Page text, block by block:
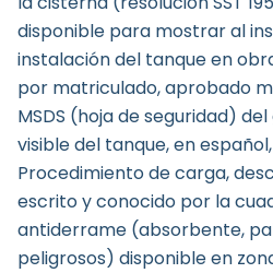
disponible para mostrar al
instalación del tanque en
por matriculado, aprobado
MSDS (hoja de seguridad)
visible del tanque, en
Procedimiento de carga,
escrito y conocido por la
antiderrame (absorbente,
peligrosos) disponible en